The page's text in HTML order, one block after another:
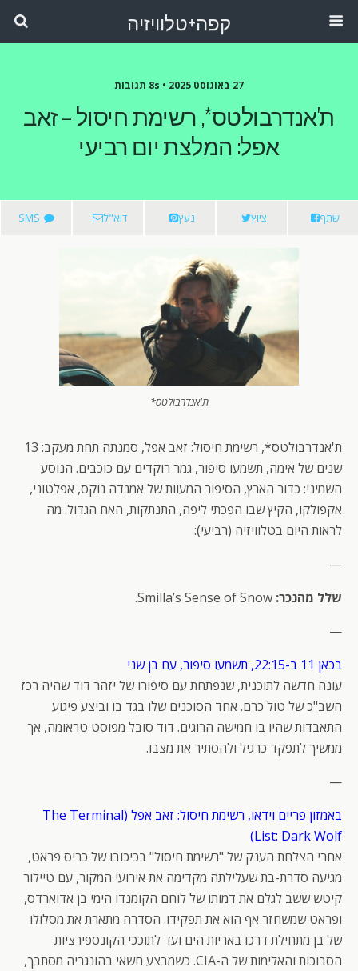
קפה+טלוויזיה
27 באוגוסט 2025 • 8s תגובות
ת'אנדרבולטס*, רשימת חיסול – זאב
אפל: המלצת יום רביעי
שתף ציוץ נעץ דוא"ל SMS
ת'אנדרבולטס*
ת'אנדרבולטס*, רשימת חיסול: זאב אפל, סמנתה תחת מעקב: 13
שנים של אימה, תשמעו סיפור, גמר רוקדים עם כוכבים. הנוסע
השמיני: כדור הארץ, הסיפור המעוות של אמנדה נוקס, אפלטוני,
אקפולקו, הקיץ שבו הפכתי ליפה, התנתקות, האח הגדול. מה
לראות היום בטלוויזיה (רביעי):
—
שלל מהנכר:
—
בכאן 11 ב-22:15, תשמעו סיפור, עם בן שני
עונה חדשה לתוכנית, שנפתחת עם סיפורו של יזהר דוד שהיה רכז
השב"כ של טול כרם. אחד הסוכנים שלו בגד בו וביצע פיגוע
התאבדות שהיו בו חמישה הרוגים. דוד סובל מפוסט טראומה, אך
ממשיך לתפקד כרגיל ולהסתיר את מצבו.
—
באמזון פריים וידאו, רשימת חיסול: זאב אפל (The Terminal
List: Dark Wolf)
אחרי הצלחת הענק של "רשימת חיסול" בכיכובו של כריס פראט,
מגיעה סדרת-בת שעלילתה מקדימה את אירועי המקור, עם טיילור
קיטש ששב לגלם את דמותו של לוחם הקומנדו הימי בן אדוארדס,
ופראט שמשחזר אף הוא את תפקידו. הסדרה מתארת את מסלולו
של בן מתחילת דרכו באריות הים ועד לתוככי הקונספירציות
הסבוכות והאלימות של ה-CIA. כשמבצע חשאי בהונגריה מסתבך,